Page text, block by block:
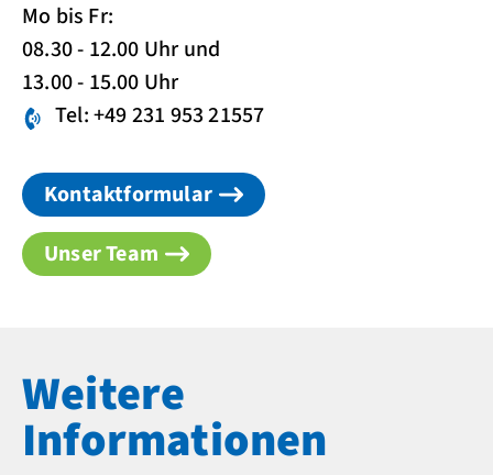
Mo bis Fr:
08.30 - 12.00 Uhr und
13.00 - 15.00 Uhr
Tel: +49 231 953 21557
Kontaktformular
Unser Team
Weitere
Informationen